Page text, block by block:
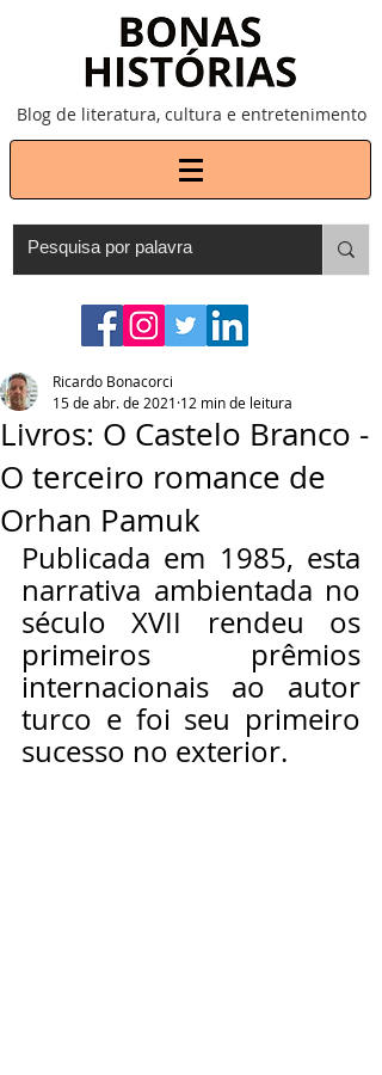
Blog de literatura, cultura e entretenimento
Livros: O Castelo Branco -
O terceiro romance de
Orhan Pamuk
Ricardo Bonacorci
15 de abr. de 2021 12 min de leitura
Publicada em 1985, esta
narrativa ambientada no
século XVII rendeu os
primeiros prêmios
internacionais ao autor
turco e foi seu primeiro
sucesso no exterior.